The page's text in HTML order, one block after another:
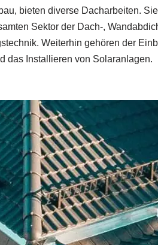
bieten diverse Dacharbeiten. Sie
Sektor der Dach-,
Weiterhin gehören der
das Installieren von Solaranlagen.